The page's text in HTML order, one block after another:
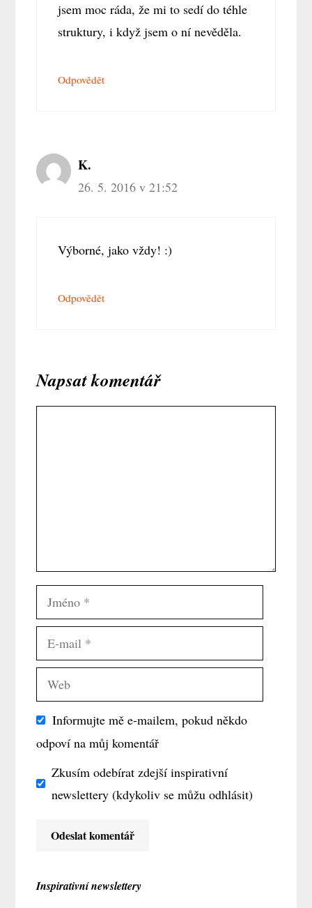
jsem moc ráda, že mi to sedí do téhle
struktury, i když jsem o ní nevěděla.
Odpovědět
K.
26. 5. 2016 v 21:52
Výborné, jako vždy! :)
Odpovědět
Napsat komentář
Jméno
E-
mail
Web
Informujte mě e-mailem, pokud někdo
odpoví na můj komentář
Zkusím odebírat zdejší inspirativní
newslettery (kdykoliv se můžu odhlásit)
Inspirativní newslettery